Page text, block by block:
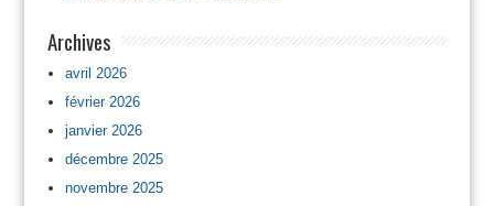
Archives
avril 2026
février 2026
janvier 2026
décembre 2025
novembre 2025